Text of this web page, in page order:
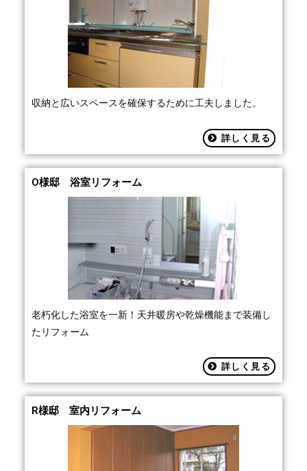
収納と広いスペースを確保するために工夫しました。
詳しく見る
O様邸 浴室リフォーム
老朽化した浴室を一新！天井暖房や乾燥機能まで装備し
たリフォーム
詳しく見る
R様邸 室内リフォーム